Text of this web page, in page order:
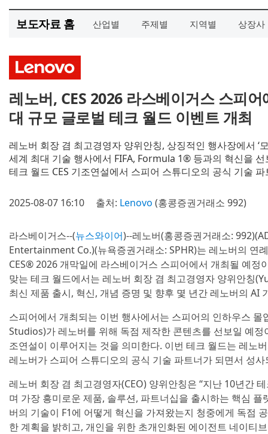
보도자료 홈 산업별 주제별 지역별 상장사
레노버, CES 2026 라스베이거스 스피
대 규모 글로벌 테크 월드 이벤트 개최
레노버 회장 겸 최고경영자 양위안칭, 상징적인 행사장에서 ‘
세계 최대 기술 행사에서 FIFA, Formula 1® 등과의 혁신을 선
테크 월드 CES 기조연설에서 스피어 스튜디오의 공식 기술
2025-08-07 16:10 출처: Lenovo (홍콩증권거래소 992)
라스베이거스--(뉴스와이어)--레노버(홍콩증권거래소:
Entertainment Co.)(뉴욕증권거래소: SPHR)는 레노버의 연
CES® 2026 개막일에 라스베이거스 스피어에서 개최될 예
맞는 테크 월드에서는 레노버 회장 겸 최고경영자 양위안칭
최신 제품 출시, 혁신, 개념 증명 및 향후 몇 년간 레노버의 AI
스피어에서 개최되는 이번 행사에서는 스피어의 인하우스
Studios)가 레노버를 위해 독점 제작한 콘텐츠를 선보일 예
조연설이 이루어지는 것을 의미한다. 이번 테크 월드는 레노
레노버가 스피어 스튜디오의 공식 기술 파트너가 되면서 성사
레노버 회장 겸 최고경영자(CEO) 양위안칭은 “지난 10년간
며 가장 흥미로운 제품, 솔루션, 파트너십을 출시하는 핵심 플
버의 기술이 F1에 어떻게 혁신을 가져왔는지 청중에게 독점
한 계획을 밝히고, 개인을 위한 초개인화된 에이전트 네이티